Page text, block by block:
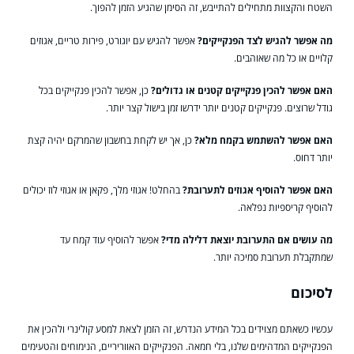
השטח והקצוות מתחילים להתייבש, זה הסימן שהגיע הזמן להפוך.
מה אפשר להגיש לצד הפנקייקים?אפשר להגיש עם יוגורט, פירות טריים, אגוזים
קלויים או כל מה שאוהבים.
האם אפשר להכין פנקייקים קטנים או גדולים?כן, אפשר להכין פנקייקים בכל
גודל שרוצים. פנקייקים קטנים יותר ידרשו זמן בישול קצר יותר.
האם אפשר להשתמש בקמח מלא?כן, אך יש לקחת בחשבון שהמרקם יהיה קצת
יותר דחוס.
האם אפשר להוסיף אגוזים לתערובת?בהחלט! אגוזי מלך, פקאן או אגוזי לוז יכולים
להוסיף קריספיות נפלאה.
מה עושים אם התערובת יוצאת דלילה מדי?אפשר להוסיף עוד קמח עד
שמתקבלת תערובת סמיכה יותר.
לסיכום
עכשיו כשאתם מצוידים בכל המידע הנדרש, זה הזמן לצאת למסע קולינרי ולהכין את
הפנקייקים המדהימים שלנו, בלי חמאה. הפנקייקים האווריריים, הנימוחים והטעימים